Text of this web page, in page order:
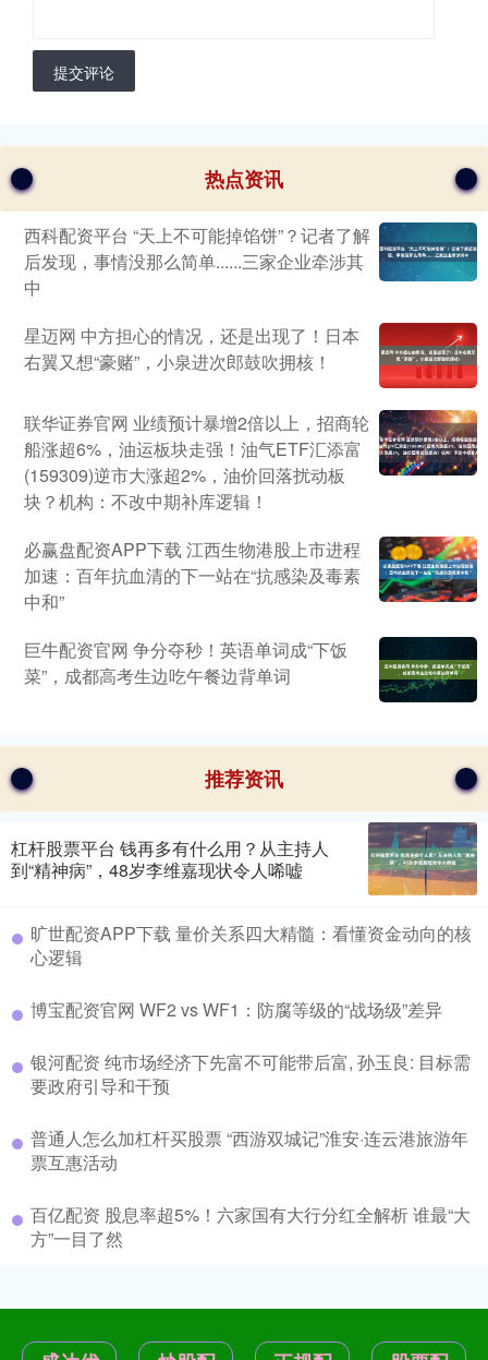
提交评论
热点资讯
西科配资平台 “天上不可能掉馅饼”？记者了解
后发现，事情没那么简单......三家企业牵涉其
中
星迈网 中方担心的情况，还是出现了！日本
右翼又想“豪赌”，小泉进次郎鼓吹拥核！
联华证券官网 业绩预计暴增2倍以上，招商轮
船涨超6%，油运板块走强！油气ETF汇添富
(159309)逆市大涨超2%，油价回落扰动板
块？机构：不改中期补库逻辑！
必赢盘配资APP下载 江西生物港股上市进程
加速：百年抗血清的下一站在“抗感染及毒素
中和”
巨牛配资官网 争分夺秒！英语单词成“下饭
菜”，成都高考生边吃午餐边背单词
推荐资讯
杠杆股票平台 钱再多有什么用？从主持人
到“精神病”，48岁李维嘉现状令人唏嘘
旷世配资APP下载 量价关系四大精髓：看懂资金动向的核
心逻辑
博宝配资官网 WF2 vs WF1：防腐等级的“战场级”差异
银河配资 纯市场经济下先富不可能带后富, 孙玉良: 目标需
要政府引导和干预
普通人怎么加杠杆买股票 “西游双城记”淮安·连云港旅游年
票互惠活动
百亿配资 股息率超5%！六家国有大行分红全解析 谁最“大
方”一目了然